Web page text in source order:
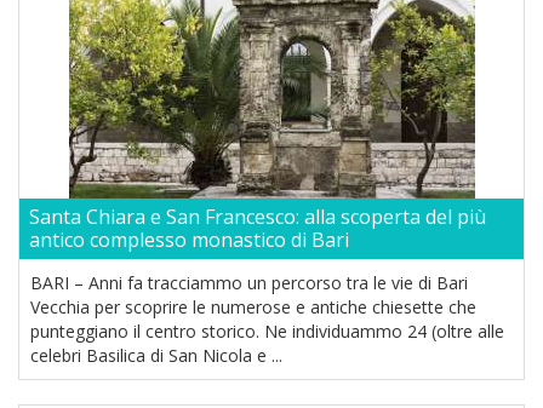
Santa Chiara e San Francesco: alla scoperta del più
antico complesso monastico di Bari
BARI – Anni fa tracciammo un percorso tra le vie di Bari
Vecchia per scoprire le numerose e antiche chiesette che
punteggiano il centro storico. Ne individuammo 24 (oltre alle
celebri Basilica di San Nicola e ...